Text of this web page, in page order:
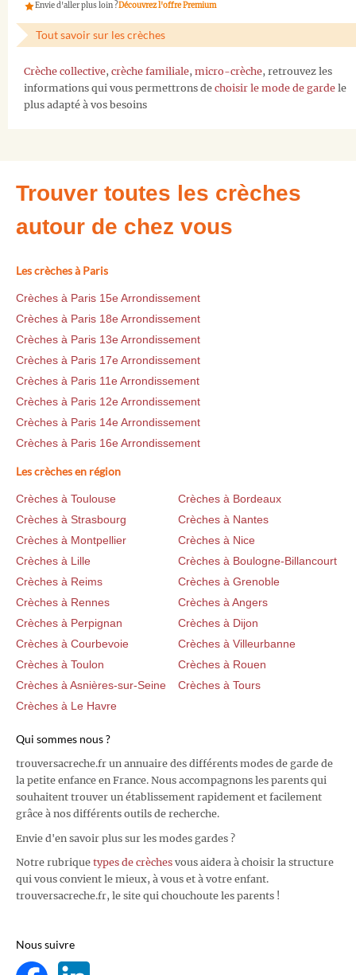
Envie d'aller plus loin ?Découvrez l'offre Premium
Tout savoir sur les crèches
Crèche collective, crèche familiale, micro-crèche, retrouvez les
informations qui vous permettrons de choisir le mode de garde le
plus adapté à vos besoins
Trouver toutes les crèches
autour de chez vous
Les crèches à Paris
Crèches à Paris 15e Arrondissement
Crèches à Paris 18e Arrondissement
Crèches à Paris 13e Arrondissement
Crèches à Paris 17e Arrondissement
Crèches à Paris 11e Arrondissement
Crèches à Paris 12e Arrondissement
Crèches à Paris 14e Arrondissement
Crèches à Paris 16e Arrondissement
Les crèches en région
Crèches à Toulouse
Crèches à Bordeaux
Crèches à Strasbourg
Crèches à Nantes
Crèches à Montpellier
Crèches à Nice
Crèches à Lille
Crèches à Boulogne-Billancourt
Crèches à Reims
Crèches à Grenoble
Crèches à Rennes
Crèches à Angers
Crèches à Perpignan
Crèches à Dijon
Crèches à Courbevoie
Crèches à Villeurbanne
Crèches à Toulon
Crèches à Rouen
Crèches à Asnières-sur-Seine
Crèches à Tours
Crèches à Le Havre
Qui sommes nous ?
trouversacreche.fr un annuaire des différents modes de garde de
la petite enfance en France. Nous accompagnons les parents qui
souhaitent trouver un établissement rapidement et facilement
grâce à nos différents outils de recherche.
Envie d'en savoir plus sur les modes gardes ?
Notre rubrique types de crèches vous aidera à choisir la structure
qui vous convient le mieux, à vous et à votre enfant.
trouversacreche.fr, le site qui chouchoute les parents !
Nous suivre